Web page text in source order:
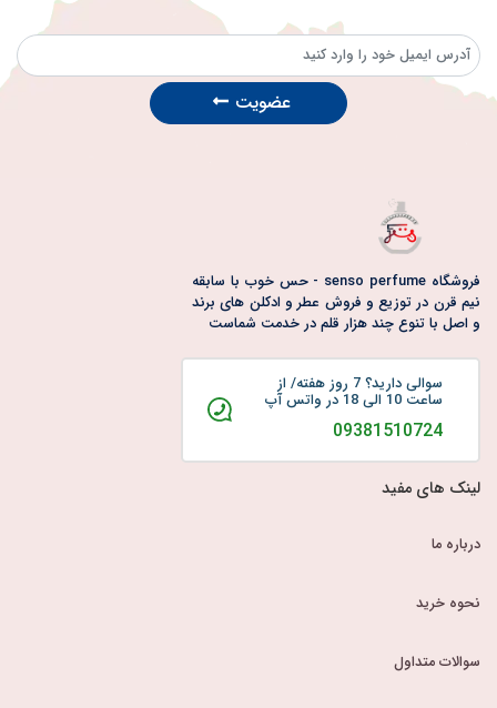
عضویت
فروشگاه senso perfume - حس خوب با سابقه
نیم قرن در توزیع و فروش عطر و ادکلن های برند
و اصل با تنوع چند هزار قلم در خدمت شماست
سوالی دارید؟ 7 روز هفته/ از
ساعت 10 الی 18 در واتس آپ
09381510724
لینک های مفید
درباره ما
نحوه خرید
سوالات متداول